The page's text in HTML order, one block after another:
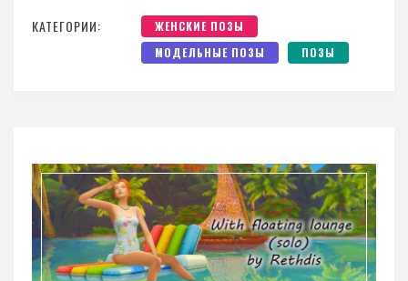
КАТЕГОРИИ:
ЖЕНСКИЕ ПОЗЫ
МОДЕЛЬНЫЕ ПОЗЫ
ПОЗЫ